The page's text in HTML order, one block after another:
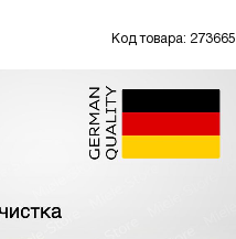
Код товара: 273665